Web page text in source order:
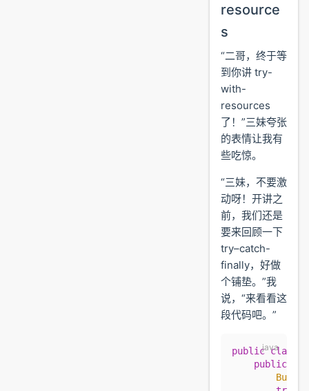
resource
s
“二哥，终于等
到你讲 try-
with-
resources
了！”三妹夸张
的表情让我有
些吃惊。
“三妹，不要激
动呀！开讲之
前，我们还是
要来回顾一下
try–catch-
finally，好做
个铺垫。”我
说，“来看看这
段代码吧。”
public class
    public